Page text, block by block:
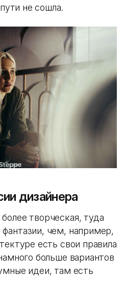
не сошла.
дизайнера
творческая, туда
чем, например,
есть свои правила
больше вариантов
идеи, там есть